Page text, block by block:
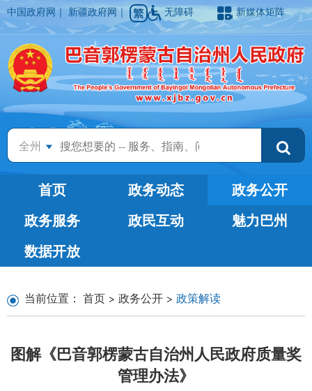
中国政府网 ｜新疆政府网 ｜ 无障碍 新媒体矩阵
全州
首页 政务动态
政务公开
政务服务
政民互动
魅力巴州
数据开放
当前位置： 首页 > 政务公开 > 政策解读
图解《巴音郭楞蒙古自治州人民政府质量奖
管理办法》